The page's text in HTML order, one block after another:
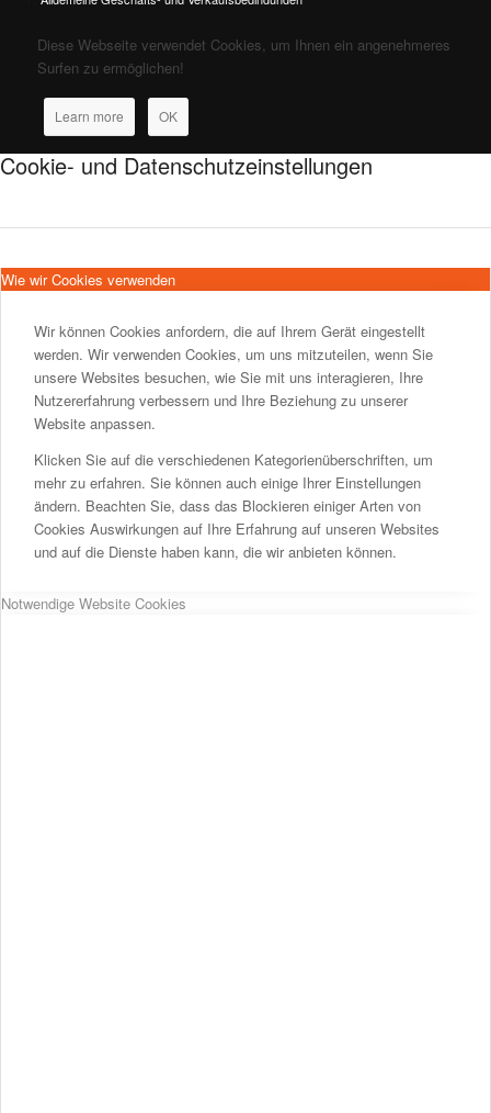
Diese Webseite verwendet Cookies, um Ihnen ein angenehmeres
Surfen zu ermöglichen!
Learn more OK
Cookie- und Datenschutzeinstellungen
Wie wir Cookies verwenden
Wir können Cookies anfordern, die auf Ihrem Gerät eingestellt
werden. Wir verwenden Cookies, um uns mitzuteilen, wenn Sie
unsere Websites besuchen, wie Sie mit uns interagieren, Ihre
Nutzererfahrung verbessern und Ihre Beziehung zu unserer
Website anpassen.
Klicken Sie auf die verschiedenen Kategorienüberschriften, um
mehr zu erfahren. Sie können auch einige Ihrer Einstellungen
ändern. Beachten Sie, dass das Blockieren einiger Arten von
Cookies Auswirkungen auf Ihre Erfahrung auf unseren Websites
und auf die Dienste haben kann, die wir anbieten können.
Notwendige Website Cookies